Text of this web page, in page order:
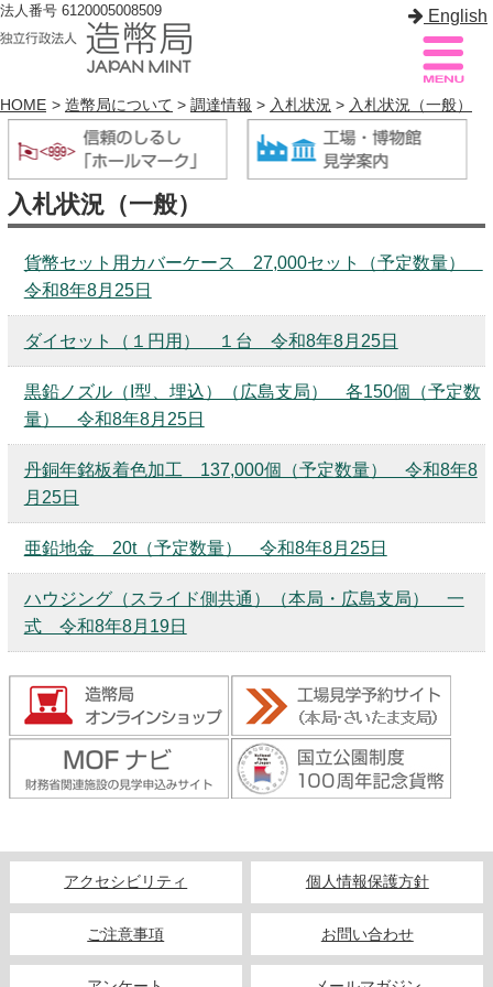
法人番号 6120005008509 English
造幣局案内 サイトマップ
トップページ
造幣局について
造幣事業を知る
貨幣を知る
造幣局を楽しむ
造幣局製品を買う
キッズページ
公式SNS
HOME > 造幣局について > 調達情報 > 入札状況 > 入札状況（一般）
入札状況（一般）
貨幣セット用カバーケース 27,000セット（予定数量）
令和8年8月25日
ダイセット（１円用） １台 令和8年8月25日
黒鉛ノズル（I型、埋込）（広島支局） 各150個（予定数
量） 令和8年8月25日
丹銅年銘板着色加工 137,000個（予定数量） 令和8年8
月25日
亜鉛地金 20t（予定数量） 令和8年8月25日
ハウジング（スライド側共通）（本局・広島支局） 一
式 令和8年8月19日
アクセシビリティ 個人情報保護方針
ご注意事項 お問い合わせ